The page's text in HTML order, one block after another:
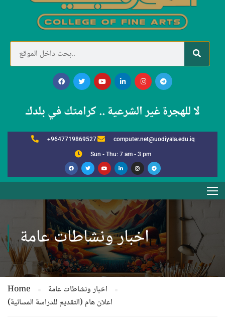
لا للهجرة غير الشرعية .. كرامتك في بلدك
+9647719869527 computer.net@uodiyala.edu.iq
Sun - Thu: 7 am - 3 pm
اخبار ونشاطات عامة
Home
اخبار ونشاطات عامة
اعلان هام (التقديم للدراسة المسائية)